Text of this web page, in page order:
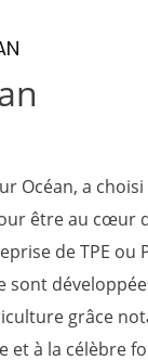
Océan, a choisi
être au cœur
de TPE ou
sont
grâce
et à la célèbre